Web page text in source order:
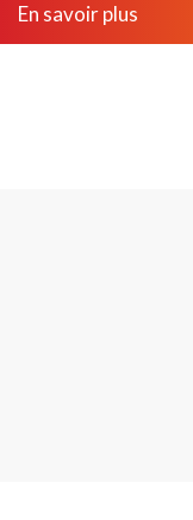
En savoir plus